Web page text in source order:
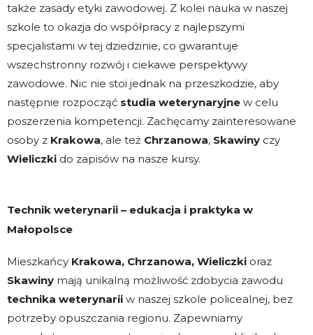
także zasady etyki zawodowej. Z kolei nauka w naszej
szkole to okazja do współpracy z najlepszymi
specjalistami w tej dziedzinie, co gwarantuje
wszechstronny rozwój i ciekawe perspektywy
zawodowe. Nic nie stoi jednak na przeszkodzie, aby
następnie rozpocząć studia weterynaryjne w celu
poszerzenia kompetencji. Zachęcamy zainteresowane
osoby z Krakowa, ale też Chrzanowa, Skawiny czy
Wieliczki do zapisów na nasze kursy.
Technik weterynarii – edukacja i praktyka w
Małopolsce
Mieszkańcy Krakowa, Chrzanowa, Wieliczki oraz
Skawiny mają unikalną możliwość zdobycia zawodu
technika weterynarii w naszej szkole policealnej, bez
potrzeby opuszczania regionu. Zapewniamy